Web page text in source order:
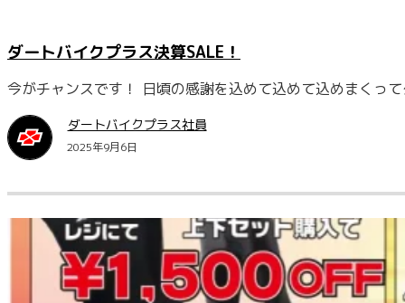
ダートバイクプラス決算SALE！
今がチャンスです！ 日頃の感謝を込めて込めて込めまくっ
ダートバイクプラス社員
2025年9月6日